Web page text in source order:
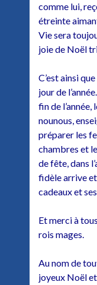
comme lui,
étreinte
Vie sera
joie de Noël
C’est ainsi
jour de
fin de
nounous,
préparer les
chambres et
de fête, dans
fidèle arrive
cadeaux et
Et merci à
rois mages.
Au nom de
joyeux Noël